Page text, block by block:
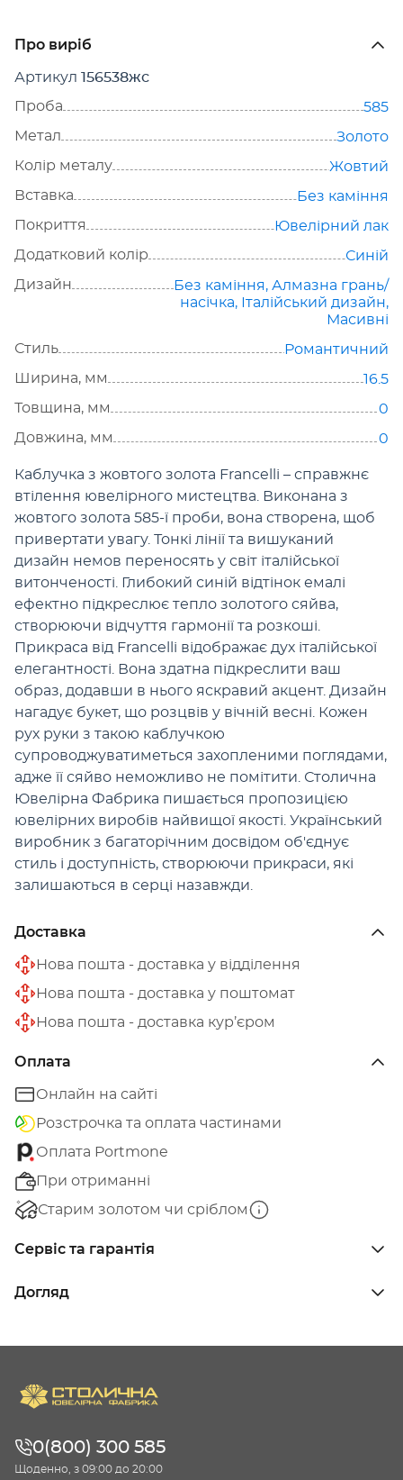
Про виріб
Артикул 156538жс
Проба
585
Метал
Золото
Колір металу
Жовтий
Вставка
Без каміння
Покриття
Ювелірний лак
Додатковий колір
Синій
Дизайн
Без каміння, Алмазна грань/
насічка, Італійський дизайн,
Масивні
Стиль
Романтичний
Ширина, мм
16.5
Товщина, мм
0
Довжина, мм
0
Каблучка з жовтого золота Francelli – справжнє
втілення ювелірного мистецтва. Виконана з
жовтого золота 585-ї проби, вона створена, щоб
привертати увагу. Тонкі лінії та вишуканий
дизайн немов переносять у світ італійської
витонченості. Глибокий синій відтінок емалі
ефектно підкреслює тепло золотого сяйва,
створюючи відчуття гармонії та розкоші.
Прикраса від Francelli відображає дух італійської
елегантності. Вона здатна підкреслити ваш
образ, додавши в нього яскравий акцент. Дизайн
нагадує букет, що розцвів у вічній весні. Кожен
рух руки з такою каблучкою
супроводжуватиметься захопленими поглядами,
адже її сяйво неможливо не помітити. Столична
Ювелірна Фабрика пишається пропозицією
ювелірних виробів найвищої якості. Український
виробник з багаторічним досвідом об'єднує
стиль і доступність, створюючи прикраси, які
залишаються в серці назавжди.
Доставка
Нова пошта - доставка у відділення
Нова пошта - доставка у поштомат
Нова пошта - доставка кур’єром
Оплата
Онлайн на сайті
Розстрочка та оплата частинами
Оплата Portmone
При отриманні
Старим золотом чи сріблом
Сервіс та гарантія
Догляд
0(800) 300 585
Щоденно, з 09:00 до 20:00